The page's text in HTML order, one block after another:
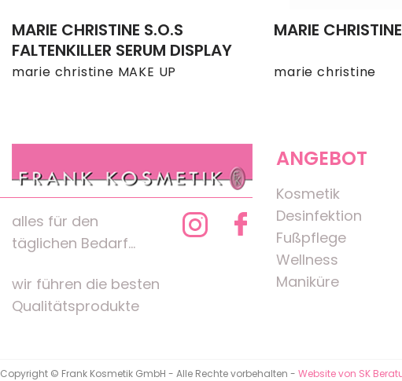
marie christine MAKE UP
MARIE CHRISTINE S.O.S
FALTENKILLER SERUM DISPLAY
marie christine
MARIE
alles für den
täglichen Bedarf...
wir führen die besten
Qualitätsprodukte
ANGEBOT
Kosmetik
Desinfektion
Fußpflege
Wellness
Maniküre
Copyright © Frank Kosmetik GmbH - Alle Rechte vorbehalten - Website von SK